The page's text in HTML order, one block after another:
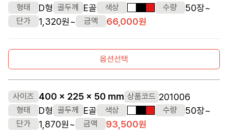
형태 D형 골두께 E골 색상 흰색검정색빨간색수량 50장~
단가 1,320원~ 금액 66,000원
옵션선택
사이즈 400 x 225 x 50 mm 상품코드 201006
형태 D형 골두께 E골 색상 흰색검정색빨간색수량 50장~
단가 1,870원~ 금액 93,500원